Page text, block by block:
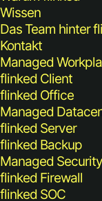
Wissen
Das Team hinter
Kontakt
Managed
flinked Client
flinked Office
Managed
flinked Server
flinked Backup
Managed Security
flinked Firewall
flinked SOC